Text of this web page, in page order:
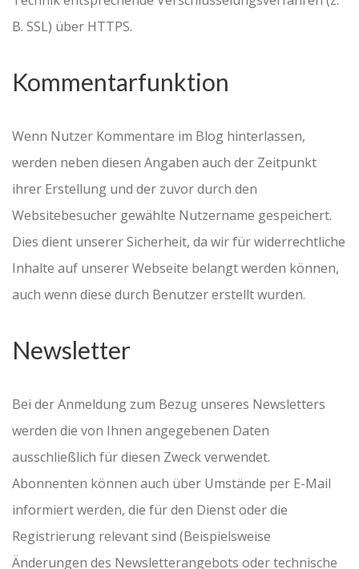
B. SSL) über HTTPS.
Kommentarfunktion
Wenn Nutzer Kommentare im Blog hinterlassen,
werden neben diesen Angaben auch der Zeitpunkt
ihrer Erstellung und der zuvor durch den
Websitebesucher gewählte Nutzername gespeichert.
Dies dient unserer Sicherheit, da wir für widerrechtliche
Inhalte auf unserer Webseite belangt werden können,
auch wenn diese durch Benutzer erstellt wurden.
Newsletter
Bei der Anmeldung zum Bezug unseres Newsletters
werden die von Ihnen angegebenen Daten
ausschließlich für diesen Zweck verwendet.
Abonnenten können auch über Umstände per E-Mail
informiert werden, die für den Dienst oder die
Registrierung relevant sind (Beispielsweise
Änderungen des Newsletterangebots oder technische